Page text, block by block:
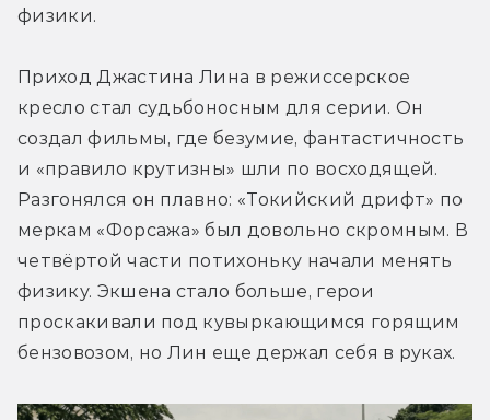
физики.
Приход Джастина Лина в режиссерское
кресло стал судьбоносным для серии. Он
создал фильмы, где безумие, фантастичность
и «правило крутизны» шли по восходящей.
Разгонялся он плавно: «Токийский дрифт» по
меркам «Форсажа» был довольно скромным. В
четвёртой части потихоньку начали менять
физику. Экшена стало больше, герои
проскакивали под кувыркающимся горящим
бензовозом, но Лин еще держал себя в руках.